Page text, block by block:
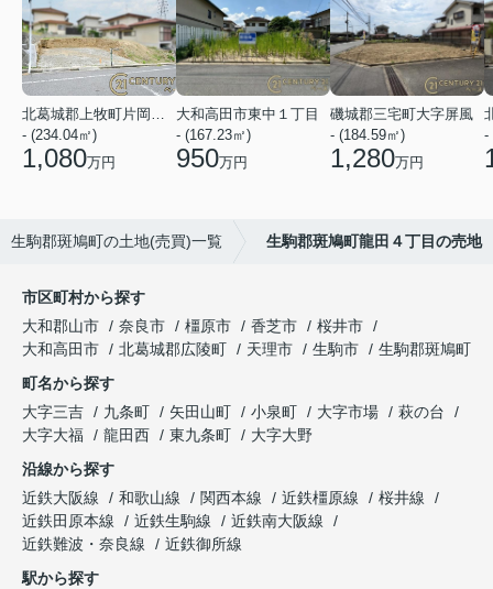
北葛城郡上牧町片岡台１丁目
- (234.04㎡)
1,080万円
大和高田市東中１丁目
- (167.23㎡)
950万円
磯城郡三宅町大字屏風
- (184.59㎡)
1,280万円
-
生駒郡斑鳩町の土地(売買)一覧 生駒郡斑鳩町龍田４丁目の売地
市区町村から探す
大和郡山市
奈良市 橿原市 香芝市
桜井市
大和高田市
北葛城郡広陵町 天理市 生駒市
生駒郡斑鳩町
町名から探す
大字三吉
九条町 矢田山町 小泉町 大字市場
萩の台
大字大福
龍田西 東九条町
大字大野
沿線から探す
近鉄大阪線
和歌山線 関西本線 近鉄橿原線
桜井線
近鉄田原本線
近鉄生駒線
近鉄南大阪線
近鉄難波・奈良線
近鉄御所線
駅から探す